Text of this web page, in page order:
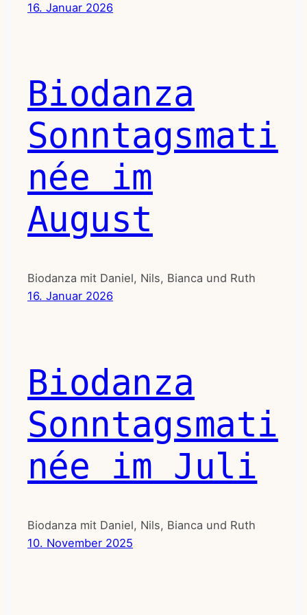
16. Januar 2026
Biodanza
Sonntagsmati
née im
August
Biodanza mit Daniel, Nils, Bianca und Ruth
16. Januar 2026
Biodanza
Sonntagsmati
née im Juli
Biodanza mit Daniel, Nils, Bianca und Ruth
10. November 2025